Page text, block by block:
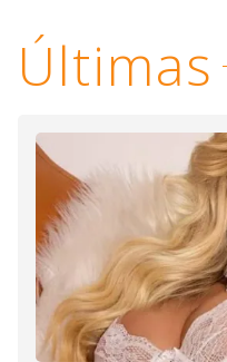
Últimas